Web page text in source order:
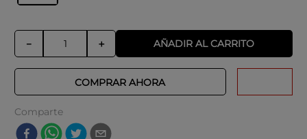
＋
－ AÑADIR AL CARRITO
COMPRAR AHORA
Comparte